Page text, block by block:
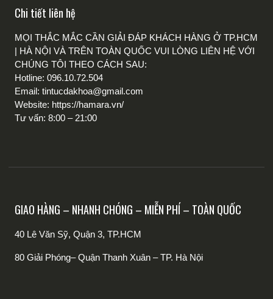
Chi tiết liên hệ
MỌI THẮC MẮC CẦN GIẢI ĐÁP KHÁCH HÀNG Ở TP.HCM
| HÀ NỘI VÀ TRÊN TOÀN QUỐC VUI LÒNG LIÊN HỆ VỚI
CHÚNG TÔI THEO CÁCH SAU:
Hotline: 096.10.72.504
Email: tintucdakhoa@gmail.com
Website: https://hamara.vn/
Tư vấn: 8:00 – 21:00
GIAO HÀNG – NHANH CHÓNG – MIỄN PHÍ – TOÀN QUỐC
40 Lê Văn Sỹ, Quận 3, TP.HCM
80 Giải Phóng– Quận Thanh Xuân – TP. Hà Nội